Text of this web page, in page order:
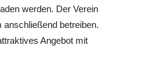
werden. Der Verein
anschließend betreiben.
Angebot mit